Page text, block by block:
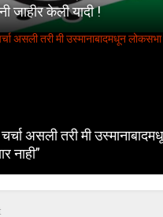
जाहीर केली यादी !
असली तरी मी
नाही”